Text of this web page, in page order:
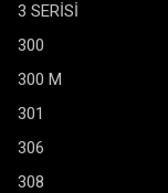
3 SERİSİ
300
300 M
301
306
308